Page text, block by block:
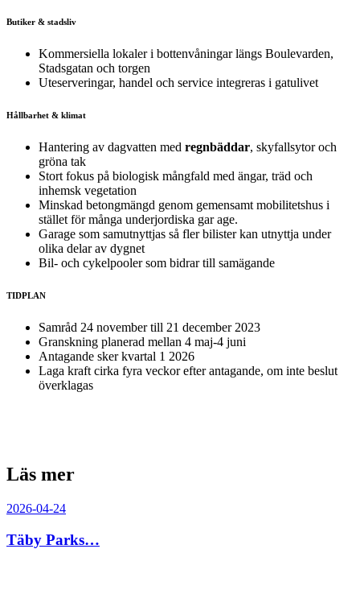
Butiker & stadsliv
Kommersiella lokaler i bottenvåningar längs Boulevarden,
Stadsgatan och torgen
Uteserveringar, handel och service integreras i gatulivet
Hållbarhet & klimat
Hantering av dagvatten med regnbäddar, skyfallsytor och
gröna tak
Stort fokus på biologisk mångfald med ängar, träd och
inhemsk vegetation
Minskad betongmängd genom gemensamt mobilitetshus i
stället för många underjordiska gar age.
Garage som samutnyttjas så fler bilister kan utnyttja under
olika delar av dygnet
Bil- och cykelpooler som bidrar till samägande
TIDPLAN
Samråd 24 november till 21 december 2023
Granskning planerad mellan 4 maj-4 juni
Antagande sker kvartal 1 2026
Laga kraft cirka fyra veckor efter antagande, om inte beslut
överklagas
Läs mer
2026-04-24
Täby Parks…